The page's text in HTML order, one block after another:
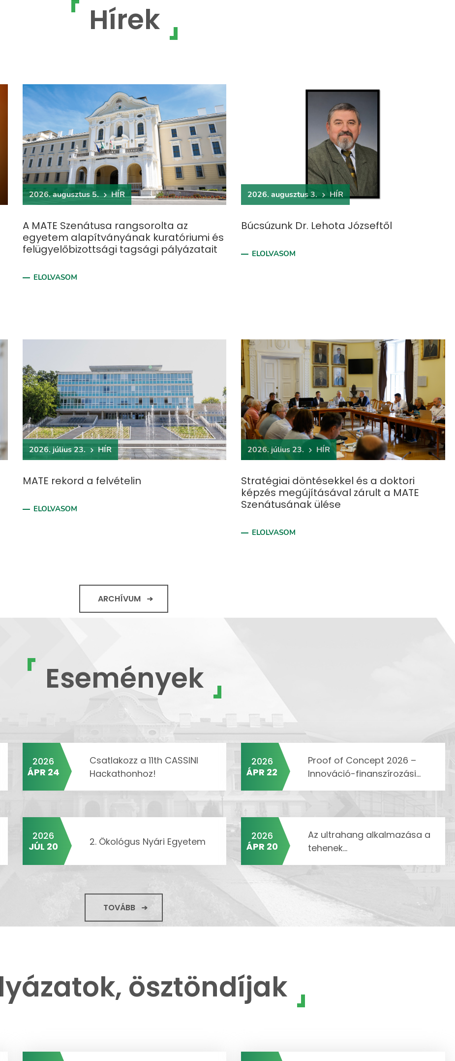
Hírek
2026. augusztus 5. HÍR
A MATE Szenátusa rangsorolta az
egyetem alapítványának kuratóriumi és
felügyelőbizottsági tagsági pályázatait
ELOLVASOM
2026. augusztus 3. HÍR
Búcsúzunk Dr. Lehota Józseftől
ELOLVASOM
2026. július 23. HÍR
MATE rekord a felvételin
ELOLVASOM
2026. július 23. HÍR
Stratégiai döntésekkel és a doktori
képzés megújításával zárult a MATE
Szenátusának ülése
ELOLVASOM
ARCHÍVUM
Események
2026
ÁPR 24
Csatlakozz a 11th CASSINI
Hackathonhoz!
2026
ÁPR 22
Proof of Concept 2026 –
Innováció-finanszírozási...
2026
JÚL 20
2. Ökológus Nyári Egyetem
2026
ÁPR 20
Az ultrahang alkalmazása a
tehenek...
TOVÁBB
ösztöndíjak